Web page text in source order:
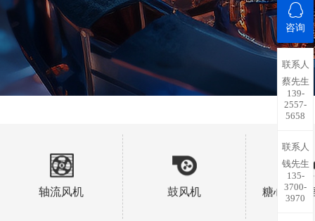
轴流风机 鼓风机 糖心视频
咨询
联系人
蔡先生
139-
2557-
5658
联系人
钱先生
135-
3700-
3970